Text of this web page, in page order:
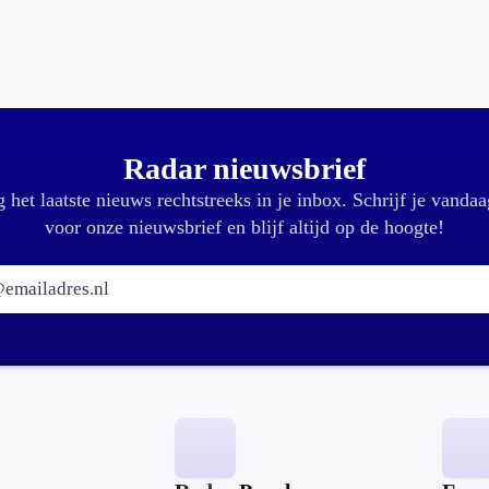
Radar nieuwsbrief
het laatste nieuws rechtstreeks in je inbox. Schrijf je
voor onze nieuwsbrief en blijf altijd op de hoogte!
E-mailadres: